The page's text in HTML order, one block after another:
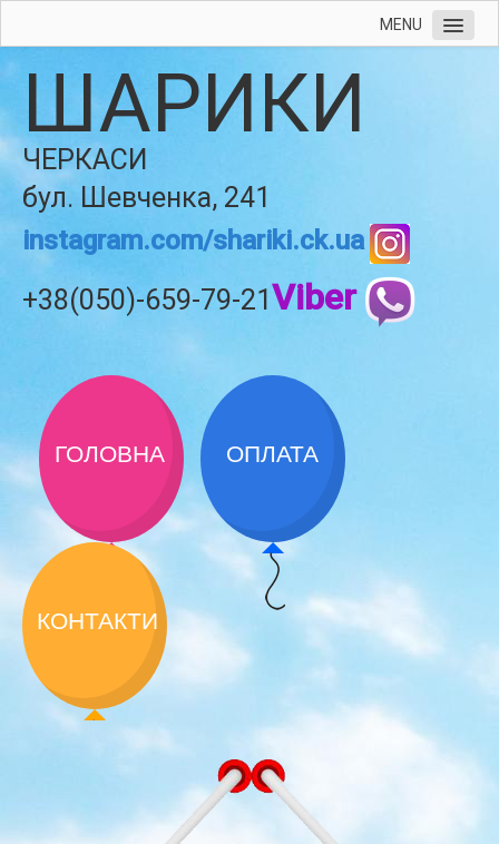
MENU
ШАРИКИ
ЧЕРКАСИ
бул. Шевченка, 241
instagram.com/shariki.ck.ua
+38(050)-659-79-21Viber
ГОЛОВНА ОПЛАТА
КОНТАКТИ